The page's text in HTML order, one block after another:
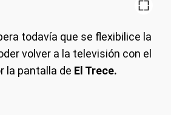
todavía que se flexibilice la
volver a la televisión con el
la pantalla de El Trece.